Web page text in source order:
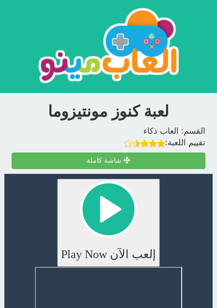
لعبة كنوز مونتيزوما
القسم:
العاب ذكاء
تقييم اللعبة:
شاشة كاملة
إلعب الآن Play Now